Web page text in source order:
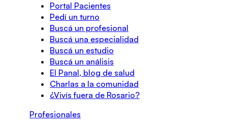
Portal Pacientes
Pedí un turno
Buscá un profesional
Buscá una especialidad
Buscá un estudio
Buscá un análisis
El Panal, blog de salud
Charlas a la comunidad
¿Vivís fuera de Rosario?
Profesionales